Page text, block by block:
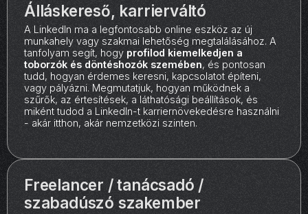
Álláskereső, karrierváltó
A LinkedIn ma a legfontosabb online eszköz az új
munkahely vagy szakmai lehetőség megtalálásához. A
tanfolyam segít, hogy profilod kiemelkedjen a
toborzók és döntéshozók szemében, és pontosan
tudd, hogyan érdemes keresni, kapcsolatot építeni,
vagy pályázni. Megmutatjuk, hogyan működnek a
szűrők, az értesítések, a láthatósági beállítások, és
miként tudod a LinkedIn-t karriernövekedésre használni
- akár itthon, akár nemzetközi szinten.
Freelancer / tanácsadó /
szabadúszó szakember